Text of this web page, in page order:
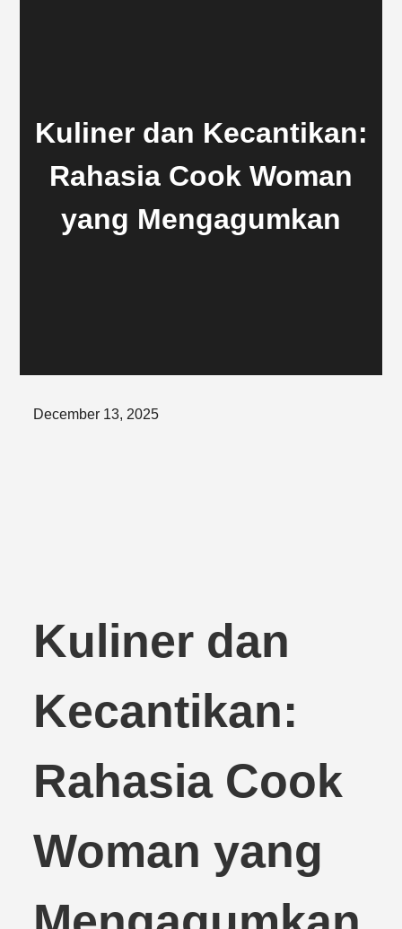
Kuliner dan Kecantikan:
Rahasia Cook Woman
yang Mengagumkan
Posted
December 13, 2025
Kuliner dan
Kecantikan:
Rahasia Cook
Woman yang